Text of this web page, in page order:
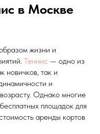
в Москве
жизни и
Теннис — одно из
новичков, так и
и
Однако многие
площадок для
аренды кортов